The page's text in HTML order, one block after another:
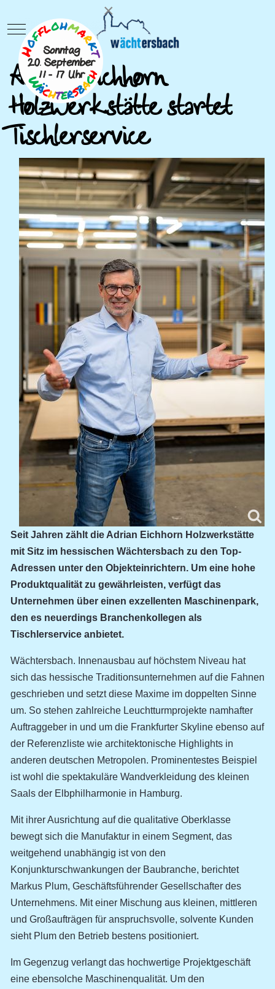
Mobile Menu Toggle
Adrian Eichhorn
Holzwerkstätte startet
Tischlerservice
Seit Jahren zählt die Adrian Eichhorn Holzwerkstätte
mit Sitz im hessischen Wächtersbach zu den Top-
Adressen unter den Objekteinrichtern. Um eine hohe
Produktqualität zu gewährleisten, verfügt das
Unternehmen über einen exzellenten Maschinenpark,
den es neuerdings Branchenkollegen als
Tischlerservice anbietet.
Wächtersbach. Innenausbau auf höchstem Niveau hat
sich das hessische Traditionsunternehmen auf die Fahnen
geschrieben und setzt diese Maxime im doppelten Sinne
um. So stehen zahlreiche Leuchtturmprojekte namhafter
Auftraggeber in und um die Frankfurter Skyline ebenso auf
der Referenzliste wie architektonische Highlights in
anderen deutschen Metropolen. Prominentestes Beispiel
ist wohl die spektakuläre Wandverkleidung des kleinen
Saals der Elbphilharmonie in Hamburg.
Mit ihrer Ausrichtung auf die qualitative Oberklasse
bewegt sich die Manufaktur in einem Segment, das
weitgehend unabhängig ist von den
Konjunkturschwankungen der Baubranche, berichtet
Markus Plum, Geschäftsführender Gesellschafter des
Unternehmens. Mit einer Mischung aus kleinen, mittleren
und Großaufträgen für anspruchsvolle, solvente Kunden
sieht Plum den Betrieb bestens positioniert.
Im Gegenzug verlangt das hochwertige Projektgeschäft
eine ebensolche Maschinenqualität. Um den
×